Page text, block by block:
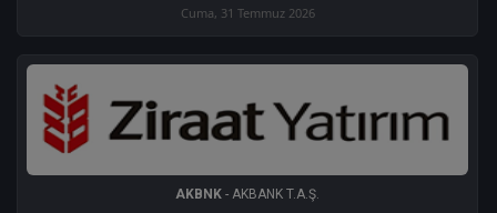
Cuma, 31 Temmuz 2026
AKBNK - AKBANK T.A.Ş.